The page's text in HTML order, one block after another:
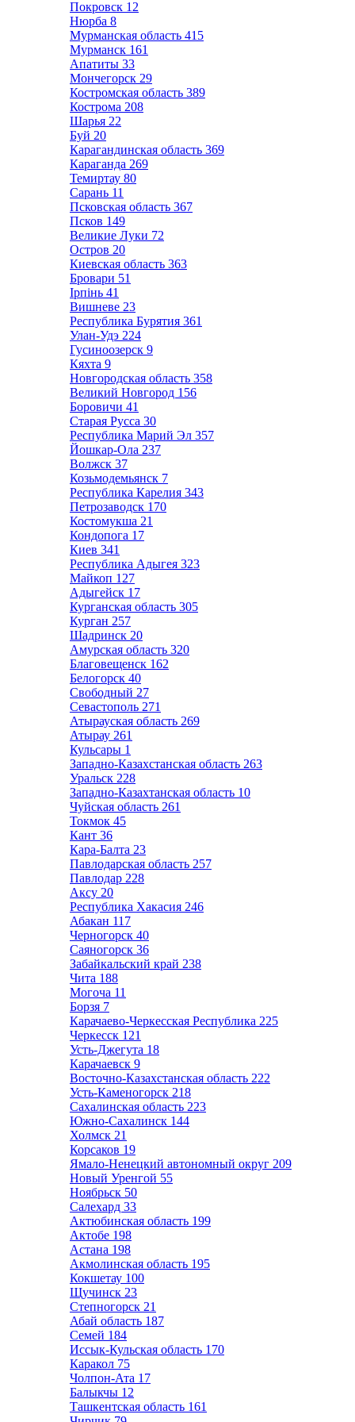
Покровск 12
Нюрба 8
Мурманская область 415
Мурманск 161
Апатиты 33
Мончегорск 29
Костромская область 389
Кострома 208
Шарья 22
Буй 20
Карагандинская область 369
Караганда 269
Темиртау 80
Сарань 11
Псковская область 367
Псков 149
Великие Луки 72
Остров 20
Киевская область 363
Бровари 51
Ірпінь 41
Вишневе 23
Республика Бурятия 361
Улан-Удэ 224
Гусиноозерск 9
Кяхта 9
Новгородская область 358
Великий Новгород 156
Боровичи 41
Старая Русса 30
Республика Марий Эл 357
Йошкар-Ола 237
Волжск 37
Козьмодемьянск 7
Республика Карелия 343
Петрозаводск 170
Костомукша 21
Кондопога 17
Киев 341
Республика Адыгея 323
Майкоп 127
Адыгейск 17
Курганская область 305
Курган 257
Шадринск 20
Амурская область 320
Благовещенск 162
Белогорск 40
Свободный 27
Севастополь 271
Атырауская область 269
Атырау 261
Кульсары 1
Западно-Казахстанская область 263
Уральск 228
Западно-Казахтанская область 10
Чуйская область 261
Токмок 45
Кант 36
Кара-Балта 23
Павлодарская область 257
Павлодар 228
Аксу 20
Республика Хакасия 246
Абакан 117
Черногорск 40
Саяногорск 36
Забайкальский край 238
Чита 188
Могоча 11
Борзя 7
Карачаево-Черкесская Республика 225
Черкесск 121
Усть-Джегута 18
Карачаевск 9
Восточно-Казахстанская область 222
Усть-Каменогорск 218
Сахалинская область 223
Южно-Сахалинск 144
Холмск 21
Корсаков 19
Ямало-Ненецкий автономный округ 209
Новый Уренгой 55
Ноябрьск 50
Салехард 33
Актюбинская область 199
Актобе 198
Астана 198
Акмолинская область 195
Кокшетау 100
Щучинск 23
Степногорск 21
Абай область 187
Семей 184
Иссык-Кульская область 170
Каракол 75
Чолпон-Ата 17
Балыкчы 12
Ташкентская область 161